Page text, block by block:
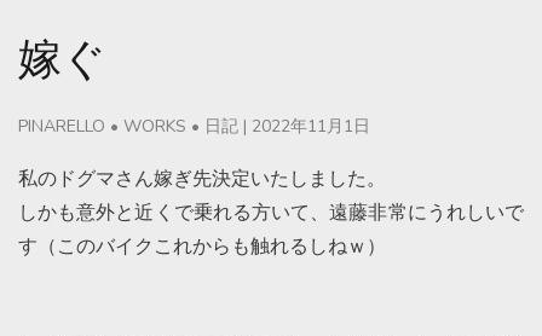
嫁ぐ
PINARELLO • WORKS • 日記 | 2022年11月1日
私のドグマさん嫁ぎ先決定いたしました。
しかも意外と近くで乗れる方いて、遠藤非常にうれしいで
す（このバイクこれからも触れるしねｗ）